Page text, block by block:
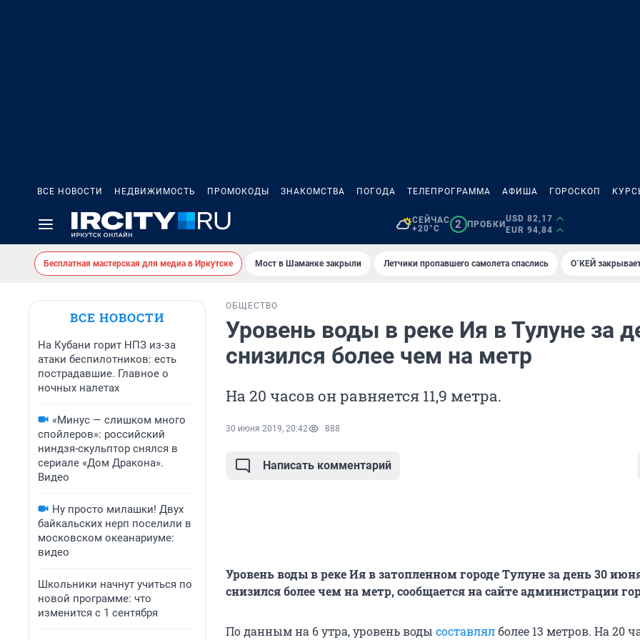
ВСЕ НОВОСТИ НЕДВИЖИМОСТЬ ПРОМОКОДЫ ЗНАКОМСТВА ПОГОДА ТЕЛЕПРОГРАММА АФИША ГОРОСКОП
СЕЙЧАС
+20°C
2 ПРОБКИ
USD 82,17
EUR 94,84
Бесплатная мастерская для медиа в Иркутске Мост в Шаманке закрыли Летчики пропавшего самолета спаслись О`КЕЙ
ВСЕ НОВОСТИ
На Кубани горит НПЗ из-за
атаки беспилотников: есть
пострадавшие. Главное о
ночных налетах
«Минус — слишком много
спойлеров»: российский
ниндзя-скульптор снялся в
сериале «Дом Дракона».
Видео
Ну просто милашки! Двух
байкальских нерп поселили в
московском океанариуме:
видео
Школьники начнут учиться по
новой программе: что
изменится с 1 сентября
ОБЩЕСТВО
Уровень воды в реке Ия в Тулуне за
снизился более чем на метр
На 20 часов он равняется 11,9 метра.
30 июня 2019, 20:42 888
Написать комментарий
Уровень воды в реке Ия в затопленном городе Тулуне за день 30
снизился более чем на метр, сообщается на сайте администрации
По данным на 6 утра, уровень воды составлялболее 13 метров. На 20